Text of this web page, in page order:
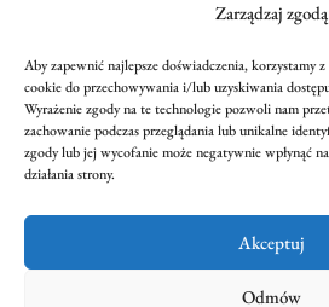
Zarządzaj zgodą
Aby zapewnić najlepsze doświadczenia,
cookie do przechowywania i/lub uzyskiwania
Wyrażenie zgody na te technologie pozwoli nam
zachowanie podczas przeglądania lub unikalne
zgody lub jej wycofanie może negatywnie wpłynąć
działania strony.
Akceptuj
Odmów
Telefon:606 681 595(w sprawie
szkolenia prosimy o kontakt
Email:academiapsyche@wp.pl
nr konta:
Jerzy Korzewski